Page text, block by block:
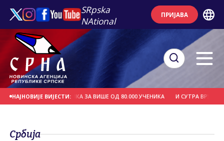
SRpska
NAtional
ПРИЈАВА
НАЈНОВИЈЕ ВИЈЕСТИ:
УЏБЕНИКА ЗА ВИШЕ ОД 80.000 УЧЕНИКА И СУТРА ВРУЋЕ,
Србија